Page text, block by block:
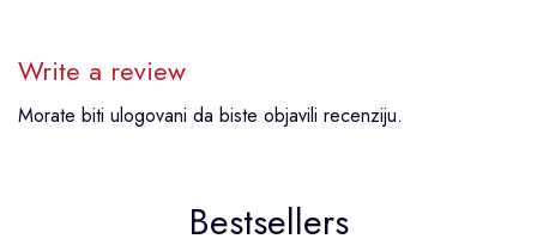
Write a review
Morate biti ulogovani da biste objavili recenziju.
Bestsellers